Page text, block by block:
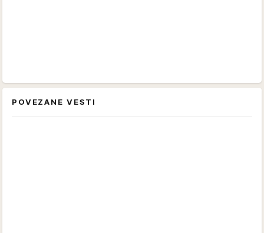
POVEZANE VESTI